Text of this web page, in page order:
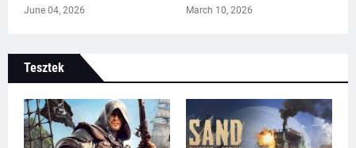
June 04, 2026 March 10, 2026
Tesztek